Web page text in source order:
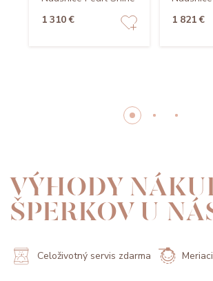
1 310 €
1 821 €
VÝHODY
ŠPERKOV U
Celoživotný servis zdarma